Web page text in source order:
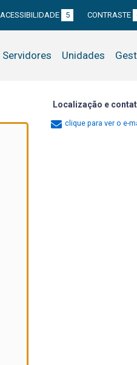
ACESSIBILIDADE 5 CONTRASTE
Servidores Unidades
Localização e
clique para ver o e-